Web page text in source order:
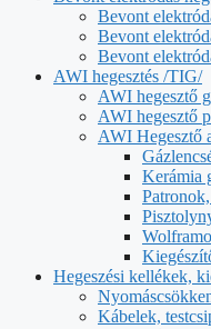
Bevont
Bevont
Bevont
AWI hegesztés /TIG/
AWI hegesztő
AWI hegesztő
AWI Hegesztő
Kerámia
Hegeszési kellékek,
Kábelek,